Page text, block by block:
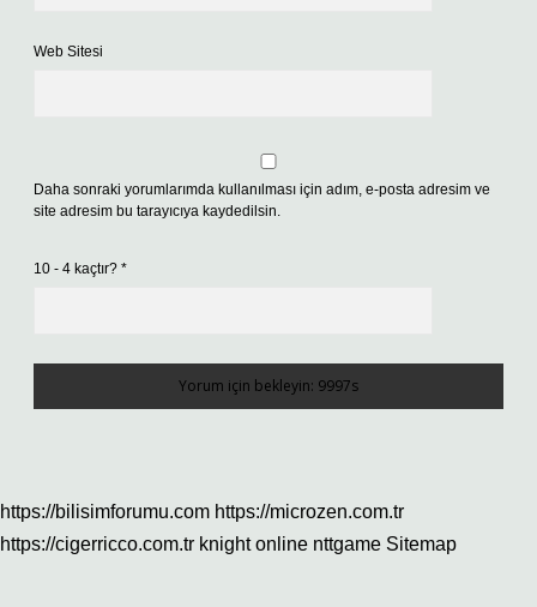
Web Sitesi
Daha sonraki yorumlarımda kullanılması için adım, e-posta adresim ve
site adresim bu tarayıcıya kaydedilsin.
10 - 4 kaçtır? *
https://bilisimforumu.com https://microzen.com.tr
https://cigerricco.com.tr knight online nttgame Sitemap